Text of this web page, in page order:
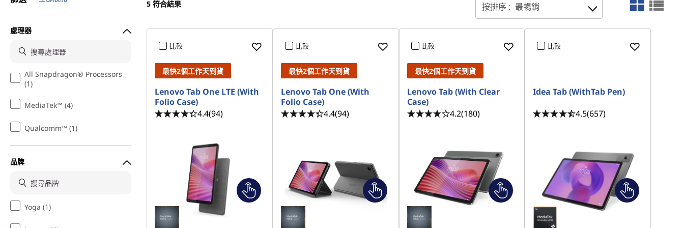
處理器
All Snapdragon® Processors
(1)
MediaTek™ (4)
Qualcomm™ (1)
品牌
Yoga (1)
5 符合結果 按排序 : 最暢銷
比較
最快2個工作天到貨
Lenovo Tab One LTE (With
Folio Case)
4.4(94)
比較
最快2個工作天到貨
Lenovo Tab One (With
Folio Case)
4.4(94)
比較
最快2個工作天到貨
Lenovo Tab (With Clear
Case)
4.2(180)
比較
Idea Tab (WithTab Pen)
4.5(657)